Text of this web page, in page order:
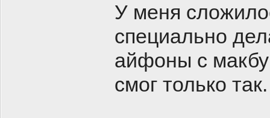
У меня
специально
айфоны с
смог только так.